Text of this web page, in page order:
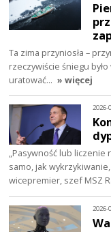
Ta zima przyniosła –
rzeczywiście śniegu
uratować… » więcej
2026-
„Pasywność lub
samo, jak
wicepremier, szef MSZ
2026-